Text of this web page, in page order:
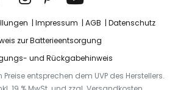
Impressum AGB
Datenschutz
zur Batterieentsorgung
und Rückgabehinweis
entsprechen dem UVP des Herstellers.